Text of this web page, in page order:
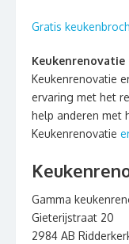
Gratis
Keukenrenovatie
Keukenrenovatie
ervaring met het
help anderen met
Keukenrenovatie
Gamma
Gieterijstraat 20
2984 AB